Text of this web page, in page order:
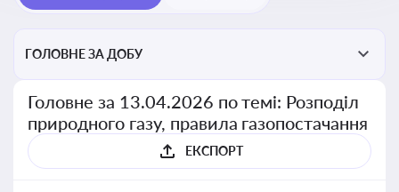
ГОЛОВНЕ ЗА ДОБУ
Головне за 13.04.2026 по темі: Розподіл
природного газу, правила газопостачання
ЕКСПОРТ